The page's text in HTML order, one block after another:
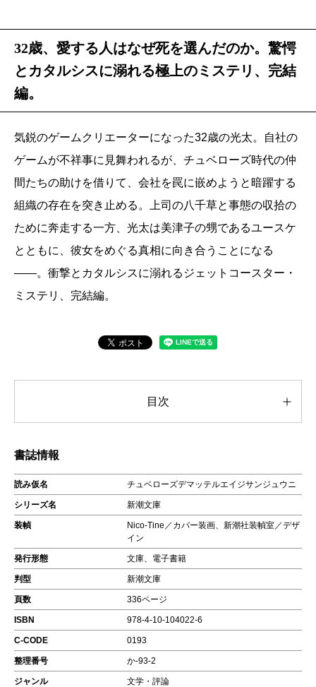
32歳、愛する人はなぜ死を選んだのか。驚愕
とカタルシスに溺れる極上のミステリ、完結
編。
気鋭のゲームクリエーターになった32歳の光太。自社の
ゲームが不祥事に見舞われるが、チュベローズ時代の仲
間たちの助けを借りて、会社を罠に嵌めようと暗躍する
組織の存在を突き止める。上司の八千草と事態の収拾の
ために奔走する一方、光太は美津子の甥であるユースケ
とともに、彼女をめぐる真相に向き合うことになる
――。衝撃とカタルシスに溺れるジェットコースター・
ミステリ、完結編。
目次
書誌情報
読み仮名 チュベローズデマッテルエイジサンジュウニ
シリーズ名 新潮文庫
装幀
Nico-Tine／カバー装画、新潮社装幀室／デザ
イン
発行形態 文庫、電子書籍
判型 新潮文庫
頁数 336ページ
ISBN 978-4-10-104022-6
C-CODE 0193
整理番号 か-93-2
ジャンル 文学・評論